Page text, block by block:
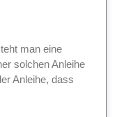
man eine
solchen Anleihe
Anleihe, dass